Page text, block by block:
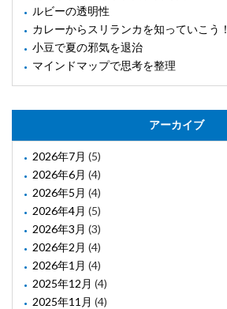
ルビーの透明性
カレーからスリランカを知っていこう！
小豆で夏の邪気を退治
マインドマップで思考を整理
アーカイブ
2026年7月 (5)
2026年6月 (4)
2026年5月 (4)
2026年4月 (5)
2026年3月 (3)
2026年2月 (4)
2026年1月 (4)
2025年12月 (4)
2025年11月 (4)